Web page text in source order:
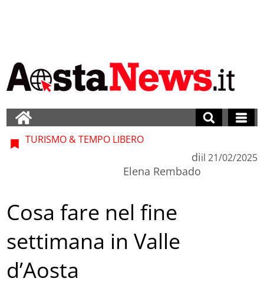
TURISMO & TEMPO LIBERO
di
Elena Rembado
il 21/02/2025
Cosa fare nel fine
settimana in Valle
d’Aosta